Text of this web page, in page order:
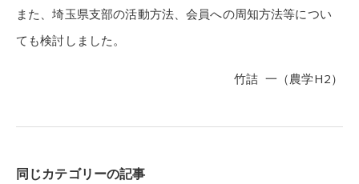
また、埼玉県支部の活動方法、会員への周知方法等につい
ても検討しました。
竹詰 一（農学H2）
同じカテゴリーの記事